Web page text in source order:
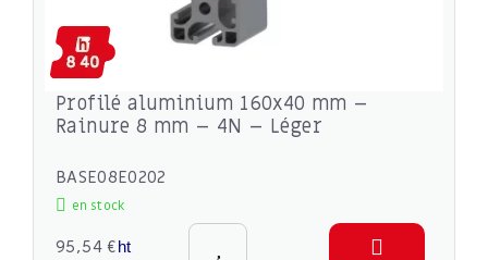
Profilé aluminium 160x40 mm –
Rainure 8 mm – 4N – Léger
BASE08E0202
en stock
95,54 €ht